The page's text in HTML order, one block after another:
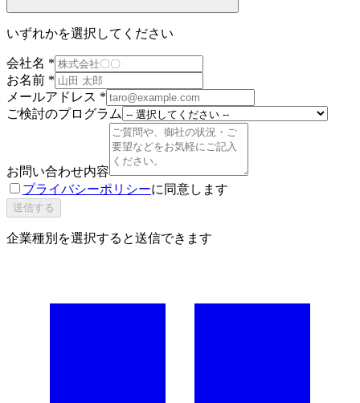
いずれかを選択してください
会社名 *
お名前 *
メールアドレス *
ご検討のプログラム
お問い合わせ内容
プライバシーポリシーに同意します
送信する
企業種別を選択すると送信できます